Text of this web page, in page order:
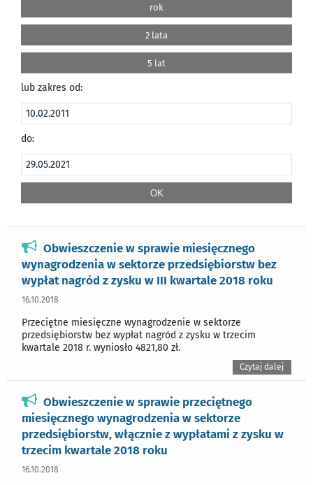
rok
2 lata
5 lat
lub zakres od:
do:
Obwieszczenie w sprawie miesięcznego
wynagrodzenia w sektorze przedsiębiorstw bez
wypłat nagród z zysku w III kwartale 2018 roku
16.10.2018
Przeciętne miesięczne wynagrodzenie w sektorze
przedsiębiorstw bez wypłat nagród z zysku w trzecim
kwartale 2018 r. wyniosło 4821,80 zł.
Czytaj dalej
Obwieszczenie w sprawie przeciętnego
miesięcznego wynagrodzenia w sektorze
przedsiębiorstw, włącznie z wypłatami z zysku w
trzecim kwartale 2018 roku
16.10.2018